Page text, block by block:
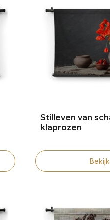
Stilleven van
klaprozen